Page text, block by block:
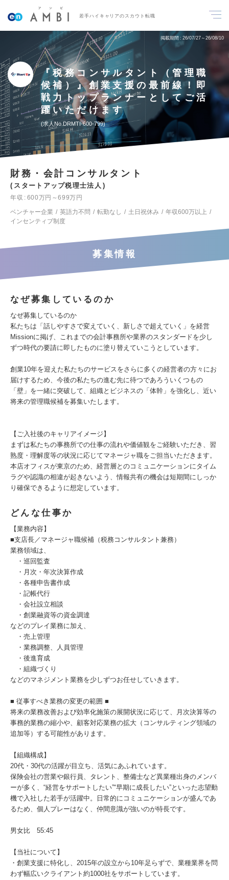
若手ハイキャリアのスカウト転職
掲載期間 26/07/27～26/08/10
『税務コンサルタント（管理職
候補）』創業支援の最前線！即
戦力トップランナーとしてご活
躍いただけます
求人No.DRMTI-600-799
財務・会計コンサルタント
スタートアップ税理士法人
年収
600万円～699万円
ベンチャー企業
英語力不問 転勤なし 土日祝休み
年収600万以上
インセンティブ制度
募集情報
なぜ募集しているのか
なぜ募集しているのか
私たちは「話しやすさで変えていく、新しさで超えていく」を経営
Missionに掲げ、これまでの会計事務所や業界のスタンダードを少し
ずつ時代の要請に即したものに塗り替えていこうとしています。
創業10年を迎えた私たちのサービスをさらに多くの経営者の方々にお
届けするため、今後の私たちの進む先に待つであろういくつもの
「壁」を一緒に突破して、組織とビジネスの「体幹」を強化し、近い
将来の管理職候補を募集いたします。
【ご入社後のキャリアイメージ】
まずは私たちの事務所での仕事の流れや価値観をご経験いただき、習
熟度・理解度等の状況に応じてマネージャ職をご担当いただきます。
本店オフィスが東京のため、経営層とのコミュニケーションにタイム
ラグや認識の相違が起きないよう、情報共有の機会は短期間にしっか
り確保できるように想定しています。
どんな仕事か
【業務内容】
■支店長／マネージャ職候補（税務コンサルタント兼務）
業務領域は、
・巡回監査
・月次・年次決算作成
・各種申告書作成
・記帳代行
・会社設立相談
・創業融資等の資金調達
などのプレイ業務に加え、
・売上管理
・業務調整、人員管理
・後進育成
・組織づくり
などのマネジメント業務を少しずつお任せしていきます。
■ 従事すべき業務の変更の範囲 ■
将来の業務改善および効率化施策の展開状況に応じて、月次決算等の
事務的業務の縮小や、顧客対応業務の拡大（コンサルティング領域の
追加等）する可能性があります。
【組織構成】
20代・30代の活躍が目立ち、活気にあふれています。
保険会社の営業や銀行員、タレント、整備士など異業種出身のメンバ
ーが多く、“経営をサポートしたい”“早期に成長したい”といった志望動
機で入社した若手が活躍中。日常的にコミュニケーションが盛んであ
るため、個人プレーはなく、仲間意識が強いのが特長です。
男女比 55:45
【当社について】
・創業支援に特化し、2015年の設立から10年足らずで、業種業界を問
わず幅広いクライアント約1000社をサポートしています。